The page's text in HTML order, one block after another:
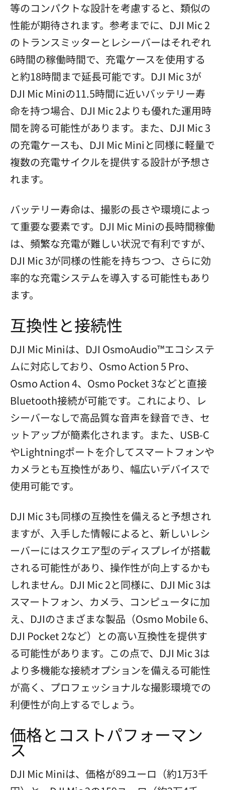
等のコンパクトな設計を考慮すると、類似の
性能が期待されます。参考までに、DJI Mic 2
のトランスミッターとレシーバーはそれぞれ
6時間の稼働時間で、充電ケースを使用する
と約18時間まで延長可能です。DJI Mic 3が
DJI Mic Miniの11.5時間に近いバッテリー寿
命を持つ場合、DJI Mic 2よりも優れた運用時
間を誇る可能性があります。また、DJI Mic 3
の充電ケースも、DJI Mic Miniと同様に軽量で
複数の充電サイクルを提供する設計が予想さ
れます。
バッテリー寿命は、撮影の長さや環境によっ
て重要な要素です。DJI Mic Miniの長時間稼働
は、頻繁な充電が難しい状況で有利ですが、
DJI Mic 3が同様の性能を持ちつつ、さらに効
率的な充電システムを導入する可能性もあり
ます。
互換性と接続性
DJI Mic Miniは、DJI OsmoAudio™エコシステ
ムに対応しており、Osmo Action 5 Pro、
Osmo Action 4、Osmo Pocket 3などと直接
Bluetooth接続が可能です。これにより、レ
シーバーなしで高品質な音声を録音でき、セ
ットアップが簡素化されます。また、USB-C
やLightningポートを介してスマートフォンや
カメラとも互換性があり、幅広いデバイスで
使用可能です。
DJI Mic 3も同様の互換性を備えると予想され
ますが、入手した情報によると、新しいレシ
ーバーにはスクエア型のディスプレイが搭載
される可能性があり、操作性が向上するかも
しれません。DJI Mic 2と同様に、DJI Mic 3は
スマートフォン、カメラ、コンピュータに加
え、DJIのさまざまな製品（Osmo Mobile 6、
DJI Pocket 2など）との高い互換性を提供す
る可能性があります。この点で、DJI Mic 3は
より多機能な接続オプションを備える可能性
が高く、プロフェッショナルな撮影環境での
利便性が向上するでしょう。
価格とコストパフォーマン
ス
DJI Mic Miniは、価格が89ユーロ（約1万3千